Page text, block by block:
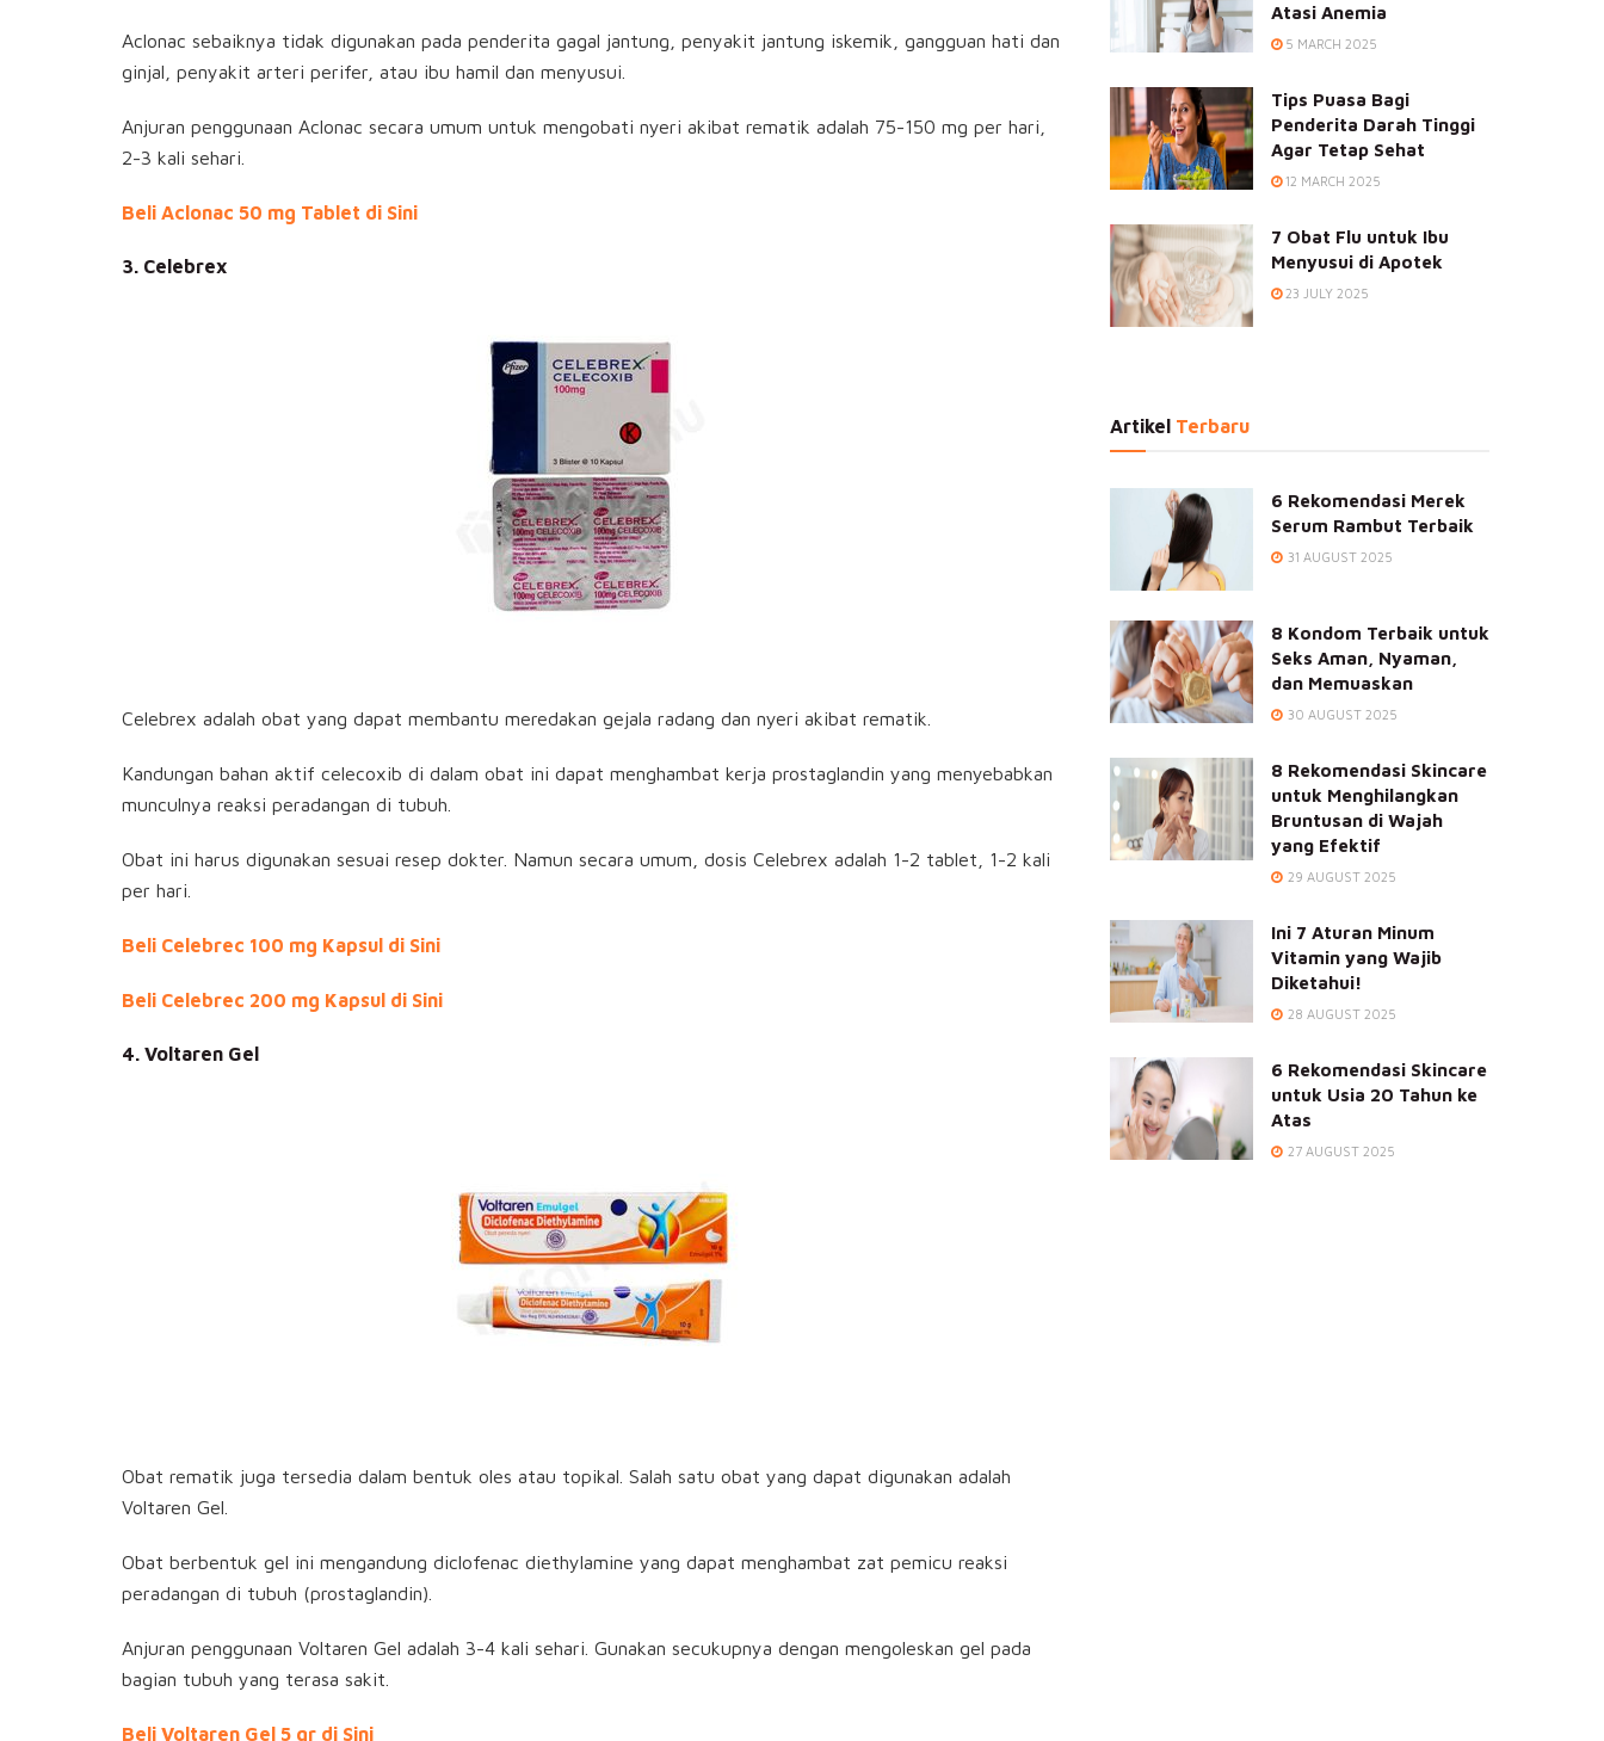
Aclonac sebaiknya tidak digunakan pada penderita gagal jantung, penyakit jantung iskemik, gangguan hati dan
ginjal, penyakit arteri perifer, atau ibu hamil dan menyusui.
Anjuran penggunaan Aclonac secara umum untuk mengobati nyeri akibat rematik adalah 75-150 mg per hari,
2-3 kali sehari.
Beli Aclonac 50 mg Tablet di Sini
3. Celebrex
Celebrex adalah obat yang dapat membantu meredakan gejala radang dan nyeri akibat rematik.
Kandungan bahan aktif celecoxib di dalam obat ini dapat menghambat kerja prostaglandin yang menyebabkan
munculnya reaksi peradangan di tubuh.
Obat ini harus digunakan sesuai resep dokter. Namun secara umum, dosis Celebrex adalah 1-2 tablet, 1-2 kali
per hari.
Beli Celebrec 100 mg Kapsul di Sini
Beli Celebrec 200 mg Kapsul di Sini
4. Voltaren Gel
Obat rematik juga tersedia dalam bentuk oles atau topikal. Salah satu obat yang dapat digunakan adalah
Voltaren Gel.
Obat berbentuk gel ini mengandung diclofenac diethylamine yang dapat menghambat zat pemicu reaksi
peradangan di tubuh (prostaglandin).
Anjuran penggunaan Voltaren Gel adalah 3-4 kali sehari. Gunakan secukupnya dengan mengoleskan gel pada
bagian tubuh yang terasa sakit.
Beli Voltaren Gel 5 gr di Sini
Atasi Anemia
5 MARCH 2025
Tips Puasa Bagi
Penderita Darah Tinggi
Agar Tetap Sehat
12 MARCH 2025
7 Obat Flu untuk Ibu
Menyusui di Apotek
23 JULY 2025
Artikel Terbaru
6 Rekomendasi Merek
Serum Rambut Terbaik
31 AUGUST 2025
8 Kondom Terbaik untuk
Seks Aman, Nyaman,
dan Memuaskan
30 AUGUST 2025
8 Rekomendasi Skincare
untuk Menghilangkan
Bruntusan di Wajah
yang Efektif
29 AUGUST 2025
Ini 7 Aturan Minum
Vitamin yang Wajib
Diketahui!
28 AUGUST 2025
6 Rekomendasi Skincare
untuk Usia 20 Tahun ke
Atas
27 AUGUST 2025